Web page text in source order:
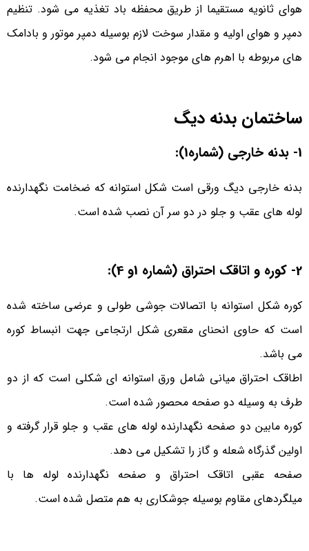
هوای ثانویه مستقیما از طریق محفظه باد تغذیه می­ شود. تنظیم
دمپر و هوای اولیه و مقدار سوخت لازم بوسیله دمپر موتور و بادامک
های مربوطه با اهرم های موجود انجام می شود.
ساختمان بدنه دیگ
1- بدنه خارجی (شماره1):
بدنه خارجی دیگ ورقی است شکل استوانه که ضخامت نگهدارنده
لوله های عقب و جلو در دو سر آن نصب شده است.
2- کوره و اتاقک احتراق (شماره 1و 4):
کوره شکل استوانه با اتصالات جوشی طولی و عرضی ساخته شده
است که حاوی انحنای مقعری شکل ارتجاعی جهت انبساط کوره
می­ باشد.
اطاقک احتراق میانی شامل ورق استوانه ای شکلی است که از دو
طرف به وسیله دو صفحه محصور شده است.
کوره مابین دو صفحه نگهدارنده لوله های عقب و جلو قرار گرفته و
اولین گذرگاه شعله و گاز را تشکیل می­ دهد.
صفحه عقبی اتاقک احتراق و صفحه نگهدارنده لوله ها با
میلگردهای مقاوم بوسیله جوشکاری به هم متصل شده است.